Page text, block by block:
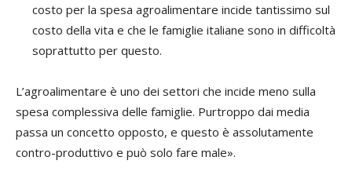
costo per la spesa agroalimentare incide tantissimo sul
costo della vita e che le famiglie italiane sono in difficoltà
soprattutto per questo.
L’agroalimentare è uno dei settori che incide meno sulla
spesa complessiva delle famiglie. Purtroppo dai media
passa un concetto opposto, e questo è assolutamente
contro-produttivo e può solo fare male».